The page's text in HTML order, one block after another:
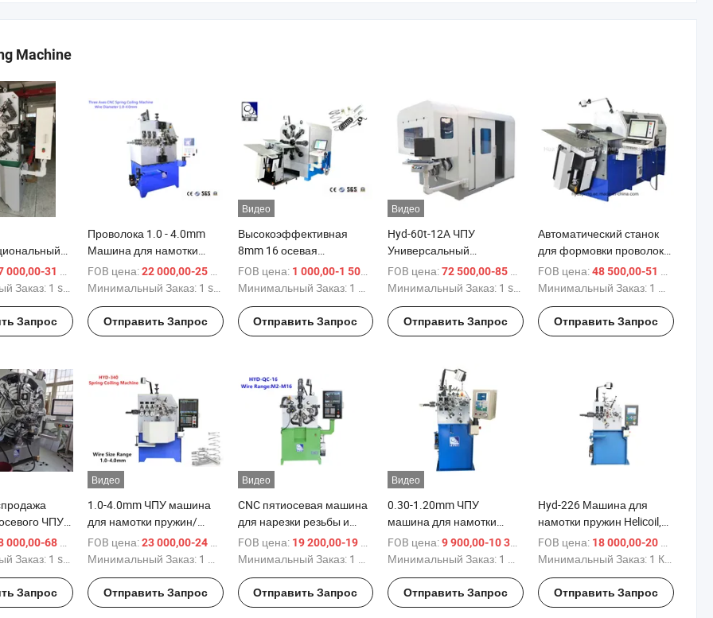
Machine
с ЧПУ
31 000,00 $
/ sets
Заказ: 1 sets
Запрос
Проволока 1.0 - 4.0mm
Машина для намотки
компрессионных пружин
с ЧПУ
FOB цена:22 000,00-25 000,00 $
/ sets
Минимальный Заказ: 1 sets
Отправить Запрос
Видео
Высокоэффективная
8mm 16 осевая
компьютеризированная
безкамовая машина для
провода
FOB цена: 1 000,00-1 500,00 $
/ шт.
Минимальный Заказ: 1 шт.
Отправить Запрос
Видео
Hyd-60t-12A ЧПУ
Универсальный
Пружинный Ротационный
Проволочно-
FOB цена:72 500,00-85 000,00 $
/ sets
Минимальный Заказ: 1 sets
Отправить Запрос
Автоматический станок
для формовки проволоки
с 7 осями
FOB цена:48 500,00-51 500,00 $
Минимальный Заказ: 1 шт.
Отправить Запрос
ЧПУ
станка
68 000,00 $
/ sets
Заказ: 1 sets
Запрос
Видео
1.0-4.0mm ЧПУ машина
для намотки пружин/
компрессионная машина
с тремя осями
FOB цена:23 000,00-24 000,00 $
/ шт.
Минимальный Заказ: 1 шт.
Отправить Запрос
Видео
CNC пятиосевая машина
для нарезки резьбы и
пружинная машина
FOB цена: 19 200,00-19 600,00 $
/ шт.
Минимальный Заказ: 1 шт.
Отправить Запрос
Видео
0.30-1.20mm ЧПУ
машина для намотки
пружин/ намотки/
компрессионная машина
FOB цена:9 900,00-10 300,00 $
/ шт.
Минимальный Заказ: 1 шт.
Отправить Запрос
Hyd-226 Машина для
намотки пружин Helicoil,
ЧПУ машина для
формования проволоки
FOB цена: 18 000,00-20 000,00 $
Минимальный Заказ: 1 Комплект
Отправить Запрос